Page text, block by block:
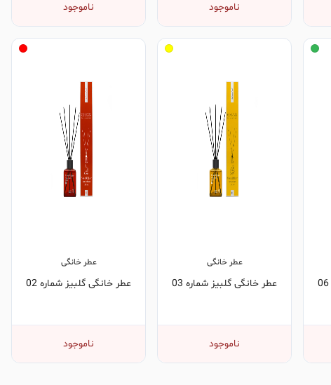
ناموجود ناموجود
عطر خانگی
عطر خانگی گلبیز شماره 03
ناموجود
عطر خانگی
عطر خانگی گلبیز شماره 02
ناموجود